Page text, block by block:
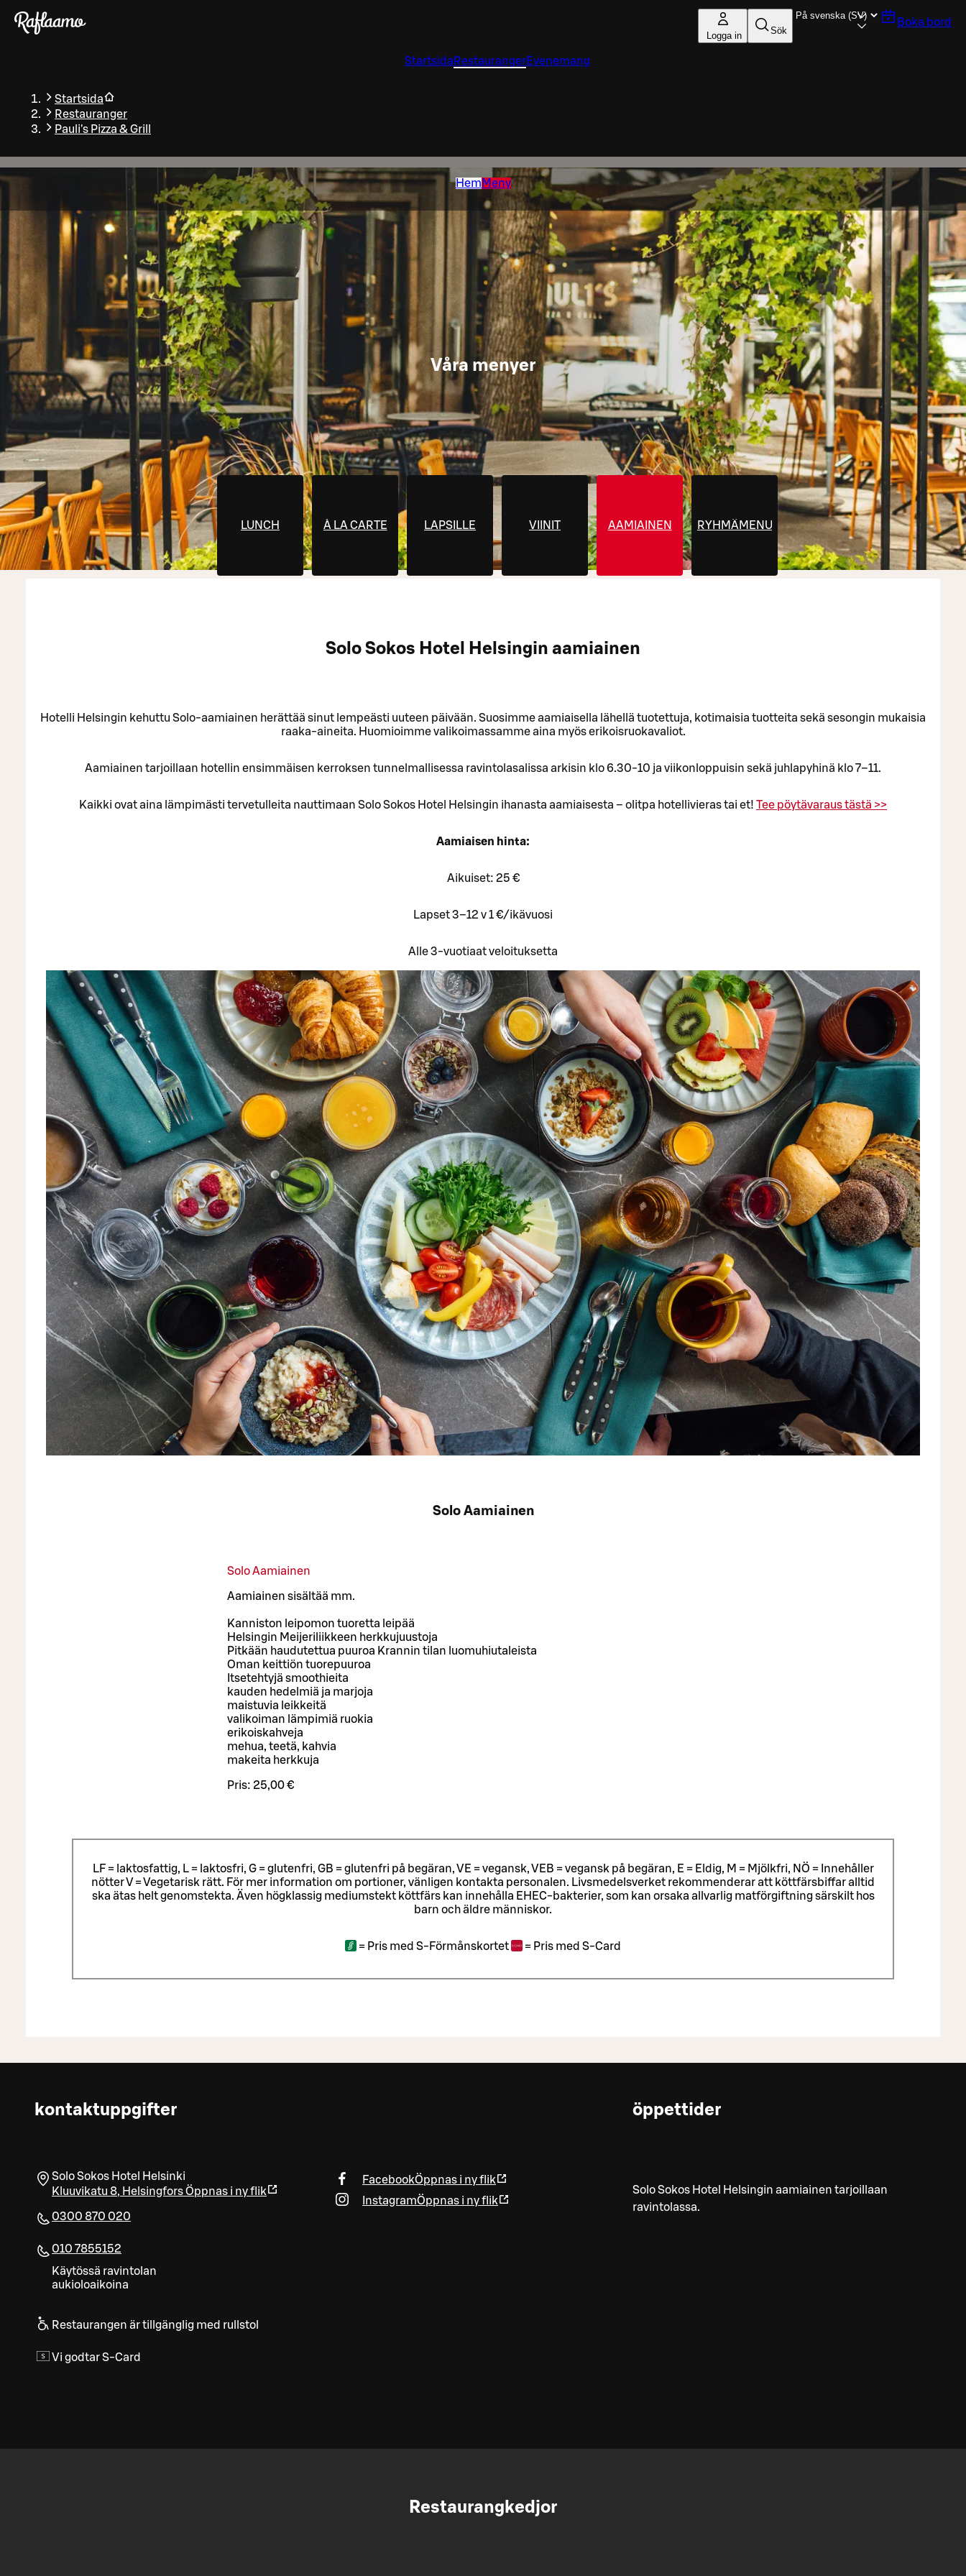
Gå till huvudinnehållet
Logga in Sök
Boka bord
Startsida RestaurangerEvenemang
Startsida
Restauranger
Pauli's Pizza & Grill
Hem Meny
Våra menyer
LUNCH À LA CARTE LAPSILLE VIINIT AAMIAINEN RYHMÄMENUT
Solo Sokos Hotel Helsingin aamiainen
Hotelli Helsingin kehuttu Solo-aamiainen herättää sinut lempeästi uuteen päivään. Suosimme aamiaisella lähellä tuotettuja, kotimaisia tuotteita sekä sesongin mukaisia
raaka-aineita. Huomioimme valikoimassamme aina myös erikoisruokavaliot.
Aamiainen tarjoillaan hotellin ensimmäisen kerroksen tunnelmallisessa ravintolasalissa arkisin klo 6.30-10 ja viikonloppuisin sekä juhlapyhinä klo 7–11.
Kaikki ovat aina lämpimästi tervetulleita nauttimaan Solo Sokos Hotel Helsingin ihanasta aamiaisesta – olitpa hotellivieras tai et! Tee pöytävaraus tästä >>
Aamiaisen hinta:
Aikuiset: 25 €
Lapset 3–12 v 1 €/ikävuosi
Alle 3-vuotiaat veloituksetta
Solo Aamiainen
Solo Aamiainen
Aamiainen sisältää mm.
Kanniston leipomon tuoretta leipää
Helsingin Meijeriliikkeen herkkujuustoja
Pitkään haudutettua puuroa Krannin tilan luomuhiutaleista
Oman keittiön tuorepuuroa
Itsetehtyjä smoothieita
kauden hedelmiä ja marjoja
maistuvia leikkeitä
valikoiman lämpimiä ruokia
erikoiskahveja
mehua, teetä, kahvia
makeita herkkuja
Pris: 25,00 €
LF = laktosfattig, L = laktosfri, G = glutenfri, GB = glutenfri på begäran, VE = vegansk, VEB = vegansk på begäran, E = Eldig, M = Mjölkfri, NÖ = Innehåller
nötter V = Vegetarisk rätt. För mer information om portioner, vänligen kontakta personalen. Livsmedelsverket rekommenderar att köttfärsbiffar alltid
ska ätas helt genomstekta. Även högklassig mediumstekt köttfärs kan innehålla EHEC-bakterier, som kan orsaka allvarlig matförgiftning särskilt hos
barn och äldre människor.
= Pris med S-Förmånskortet = Pris med S-Card
kontaktuppgifter
Solo Sokos Hotel Helsinki
Kluuvikatu 8, HelsingforsÖppnas i ny flik
0300 870 020
010 7855152
Käytössä ravintolan
aukioloaikoina
Restaurangen är tillgänglig med rullstol
Vi godtar S-Card
FacebookÖppnas i ny flik
InstagramÖppnas i ny flik
öppettider
Solo Sokos Hotel Helsingin aamiainen tarjoillaan
ravintolassa.
Restaurangkedjor